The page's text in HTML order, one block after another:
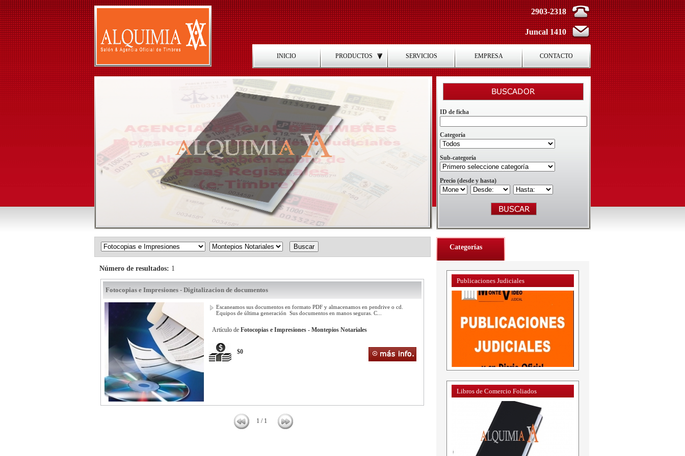
2903-2318
Juncal 1410
INICIO PRODUCTOS SERVICIOS EMPRESA CONTACTO
Número de resultados: 1
Fotocopias e Impresiones - Digitalizacion de documentos
Escaneamos sus documentos en formato PDF y almacenamos en pendrive o cd.
Equipos de última generación Sus documentos en manos seguras. C...
Artículo de Fotocopias e Impresiones - Montepios Notariales
$0
1 / 1
ID de ficha
Categoría
Sub-categoría
Precio (desde y hasta)
Categorías
Publicaciones Judiciales
Libros de Comercio Foliados